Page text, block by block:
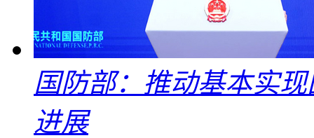
国防部：推动基本实
进展